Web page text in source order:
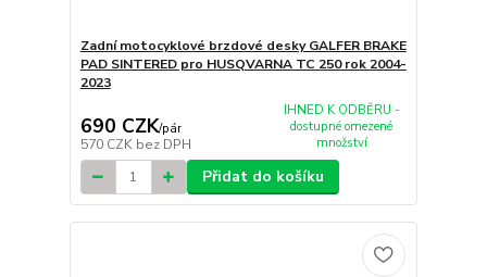
Zadní motocyklové brzdové desky GALFER BRAKE
PAD SINTERED pro HUSQVARNA TC 250 rok 2004-
2023
690 CZK/pár
570 CZK bez DPH
IHNED K ODBĚRU -
dostupné omezené
množství
Přidat do košíku